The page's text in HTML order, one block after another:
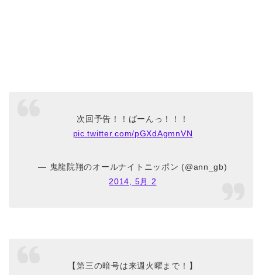
次回予告！！ばーんっ！！！
pic.twitter.com/pGXdAgmnVN
— 鬼龍院翔のオールナイトニッポン (@ann_gb)
2014, 5月 2
【第三の暗号は来週火曜まで！】